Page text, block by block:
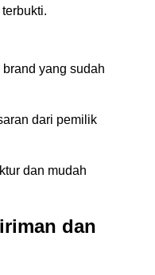
yang sudah
dari pemilik
dan mudah
dan